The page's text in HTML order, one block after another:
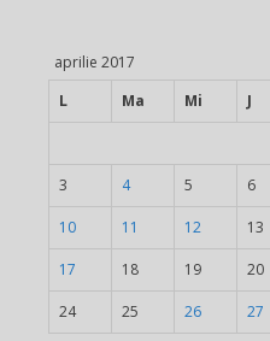
aprilie 2017
L
Ma Mi J
3 4 5 6
10 11 12 13
17 18 19 20
24 25 26 27